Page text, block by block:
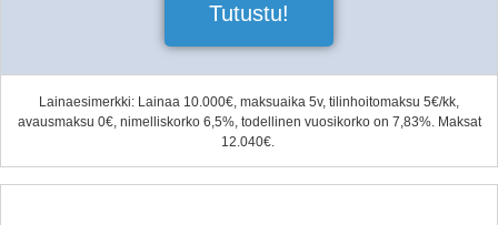
Tutustu!
Lainaesimerkki: Lainaa 10.000€, maksuaika 5v, tilinhoitomaksu 5€/kk,
avausmaksu 0€, nimelliskorko 6,5%, todellinen vuosikorko on 7,83%. Maksat
12.040€.